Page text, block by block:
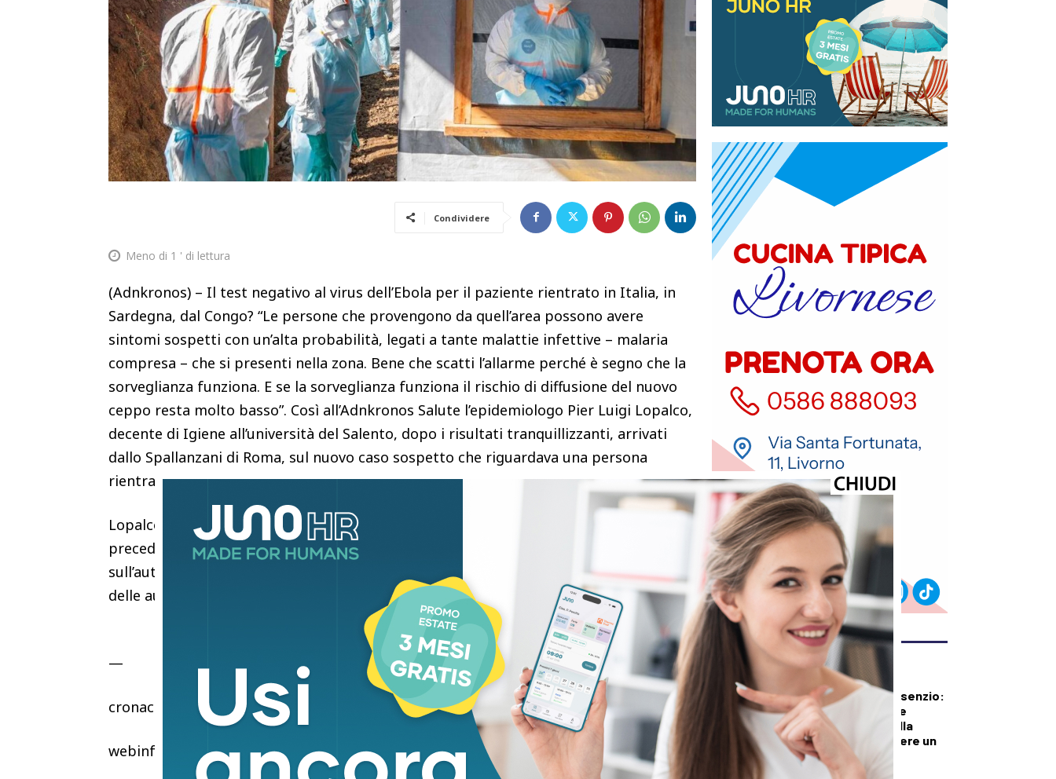
Condividere
Meno di 1 ' di lettura
(Adnkronos) – Il test negativo al virus dell’Ebola per il paziente rientrato in Italia, in
Sardegna, dal Congo? “Le persone che provengono da quell’area possono avere
sintomi sospetti con un’alta probabilità, legati a tante malattie infettive – malaria
compresa – che si presenti nella zona. Bene che scatti l’allarme perché è segno che la
sorveglianza funziona. E se la sorveglianza funziona il rischio di diffusione del nuovo
ceppo resta molto basso”. Così all’Adnkronos Salute l’epidemiologo Pier Luigi Lopalco,
decente di Igiene all’università del Salento, dopo i risultati tranquillizzanti, arrivati
dallo Spallanzani di Roma, sul nuovo caso sospetto che riguardava una persona
rientrata in Sardegna sabato.
Lopalco evidenzia che “il sistema di allerta è lo stesso che fu messo in piedi durante la
precedente epidemia di Ebola nel 2014. La responsabilità ricade principalmente
sull’autosegnalazione dei cittadini che rientrano dalle zone affette e sull’intervento
delle autorità sanitarie locali. La circolare del ministero in tema ricalca quello schema”.
—
cronaca
webinfo@adnkronos.com (Web Info)
ULTIMI ARTICOLI
CRONACA
Mobilità della Valbisenzio:
Provincia di Prato e
Comuni scrivono alla
Regione per chiedere un
piano concreto di
interventi